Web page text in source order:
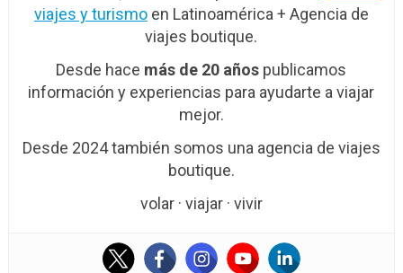
viajes y turismoen Latinoamérica + Agencia de
viajes boutique.
Desde hace más de 20 años publicamos
información y experiencias para ayudarte a viajar
mejor.
Desde 2024 también somos una agencia de viajes
boutique.
volar · viajar · vivir